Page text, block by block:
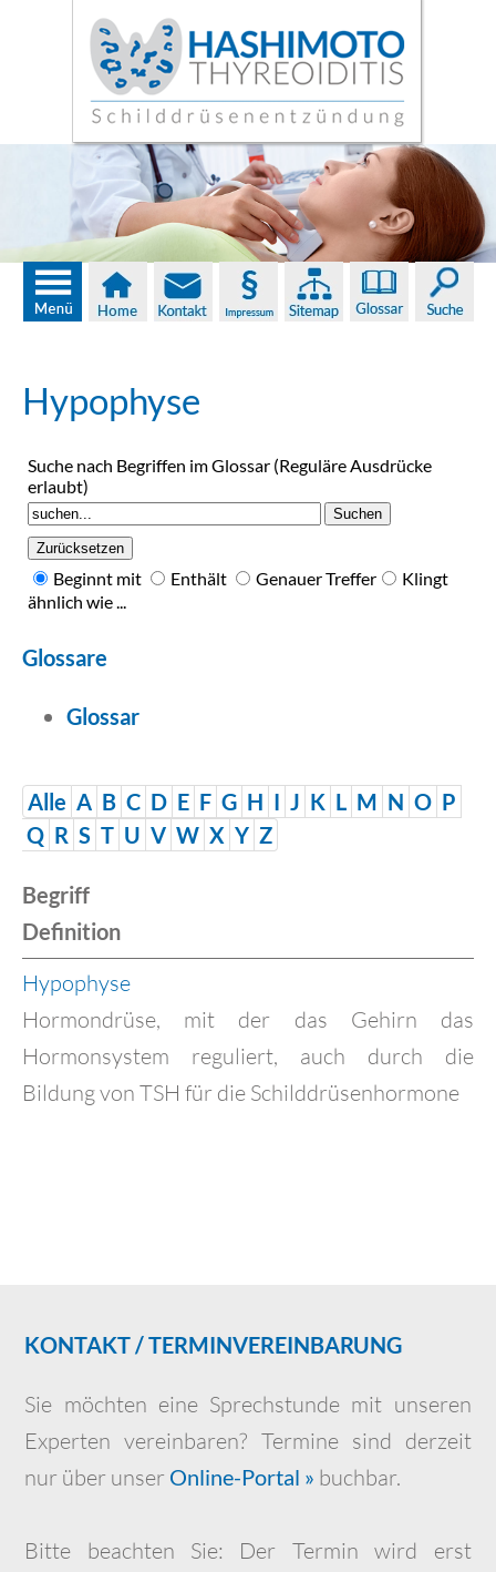
Hypophyse
Suche nach Begriffen im Glossar (Reguläre Ausdrücke
erlaubt)
Beginnt mit Enthält Genauer Treffer
Klingt
ähnlich wie ...
Glossare
Glossar
Alle A B C D E F G H I J K L M N O P
Q R S T U V W X Y Z
Begriff
Definition
Hypophyse
Hormondrüse, mit der das Gehirn das
Hormonsystem reguliert, auch durch die
Bildung von TSH für die Schilddrüsenhormone
KONTAKT / TERMINVEREINBARUNG
Sie möchten eine Sprechstunde mit unseren
Experten vereinbaren? Termine sind derzeit
nur über unser Online-Portal » buchbar.
Bitte beachten Sie: Der Termin wird erst